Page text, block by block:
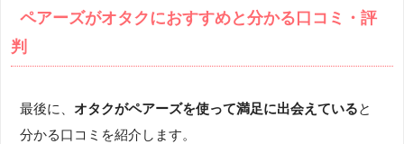
ペアーズがオタクにおすすめと分かる口コミ・評
判
最後に、オタクがペアーズを使って満足に出会えていると
分かる口コミを紹介します。